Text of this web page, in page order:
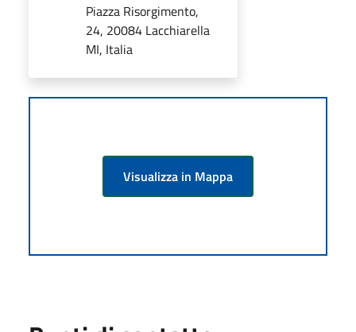
Piazza Risorgimento,
24, 20084 Lacchiarella
MI, Italia
Visualizza in Mappa